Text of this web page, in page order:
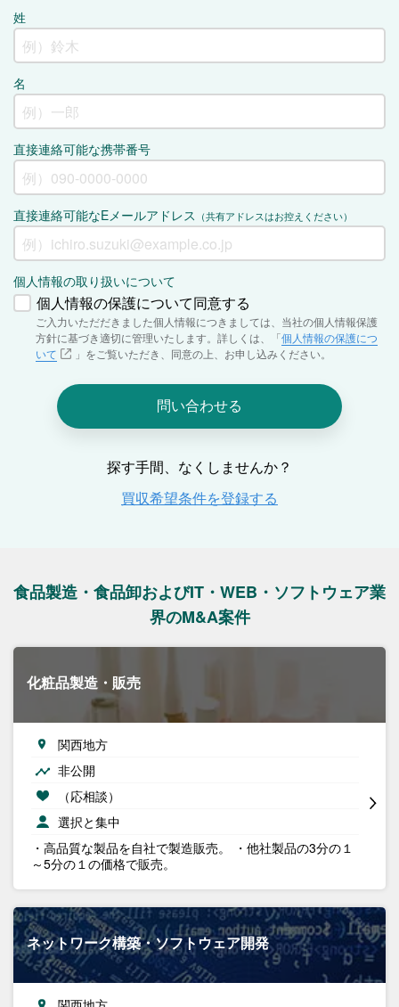
食品製造・食品卸およびIT・WEB・ソフトウェア業
界のM&A案件
化粧品製造・販売
関西地方
非公開
（応相談）
選択と集中
・高品質な製品を自社で製造販売。 ・他社製品の3分の１
～5分の１の価格で販売。
ネットワーク構築・ソフトウェア開発